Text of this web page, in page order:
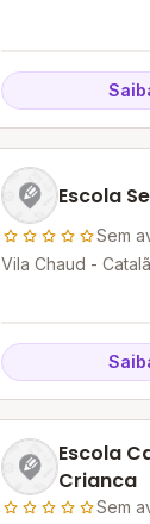
Escola
Sem
Vila Chaud -
Escola
Crianca
Sem